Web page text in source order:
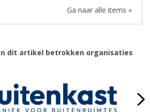
Ga naar alle items »
dit artikel betrokken organisaties